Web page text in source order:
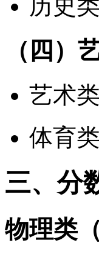
历史
（四）
艺术
体育
三、分
物理类